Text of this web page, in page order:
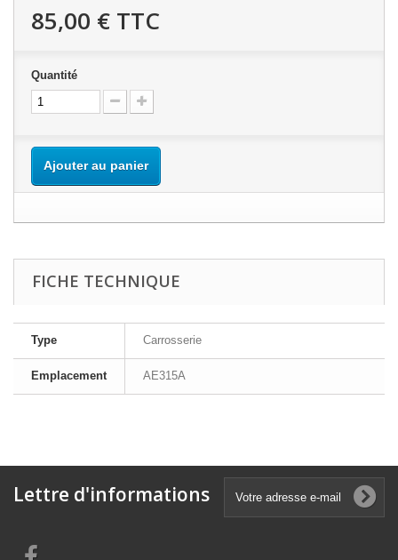
85,00 € TTC
Quantité
Ajouter au panier
FICHE TECHNIQUE
Type Carrosserie
Emplacement AE315A
Lettre d'informations